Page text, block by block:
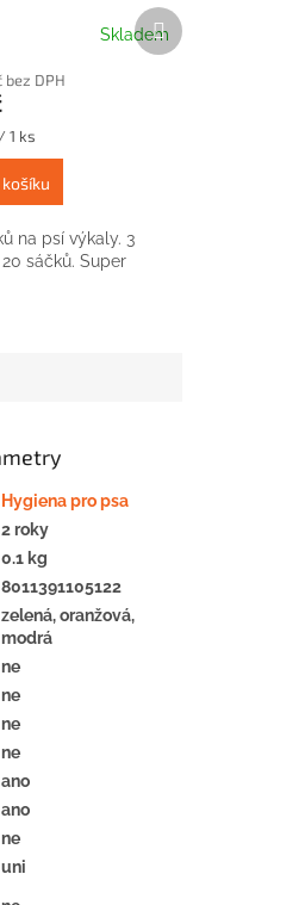
Skladem
bez DPH
1 ks
košíku
na psí výkaly. 3
sáčků. Super
Další
produkt
Hygiena pro psa
2 roky
0.1 kg
8011391105122
zelená, oranžová,
modrá
ne
ne
ne
ne
ano
ano
ne
uni